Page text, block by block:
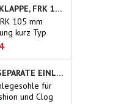
LUKENKLAPPE, FRK 105MM
105 mm
kurz Typ
JOLLY, SEPARATE EINLEGESOHLE AUS KORK
für
und Clog